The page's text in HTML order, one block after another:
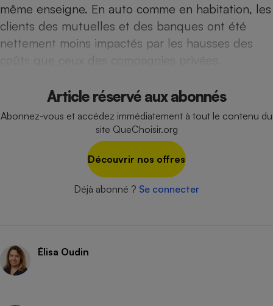
même enseigne. En auto comme en habitation, les
clients des mutuelles et des banques ont été
nettement moins impactés par les hausses des
coûts que ceux des compagnies privées.
Article réservé aux abonnés
Abonnez-vous et accédez immédiatement à tout le contenu du
site QueChoisir.org
Découvrir nos offres
Déjà abonné ? Se connecter
Élisa Oudin
Robot ménager